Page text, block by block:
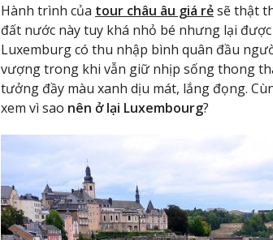
Hành trình của tour châu âu giá rẻsẽ thật
đất nước này tuy khá nhỏ bé nhưng lại
Luxemburg có thu nhập bình quân đầu
vượng trong khi vẫn giữ nhịp sống thong
tưởng đầy màu xanh dịu mát, lắng đọng.
xem vì sao nên ở lại Luxembourg?